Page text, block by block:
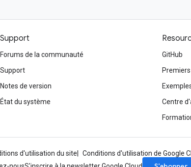
Support
Forums de la communauté
Support
Notes de version
État du système
GitHub
Centre
d'utilisation du site Conditions d'utilisation de Google